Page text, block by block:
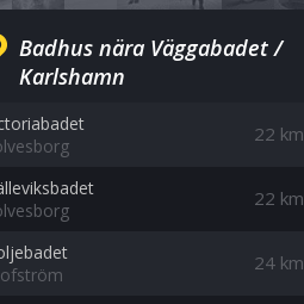
Badhus nära Väggabadet /
Karlshamn
22 km
22 km
24 km